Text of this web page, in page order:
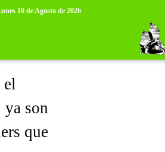
10 de Agosto de 2026
son
que